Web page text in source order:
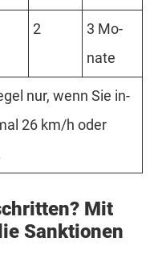
2
3 Mo­
nate
nur, wenn Sie in­
26 km/h oder
Mit
Sanktionen